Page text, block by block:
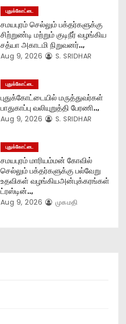
புதுக்கோட்டை
சமயபுரம் செல்லும் பக்தர்களுக்கு
சிற்றுண்டி மற்றும் குடிநீர் வழங்கிய
சத்யா அகாடமி நிறுவனர்..,
Aug 9, 2026 S. SRIDHAR
புதுக்கோட்டை
புதுக்கோட்டையில் மருத்துவர்கள்
பாதுகாப்பு வலியுறுத்தி பேரணி..,
Aug 9, 2026 S. SRIDHAR
புதுக்கோட்டை
சமயபுரம் மாரியம்மன் கோவில்
செல்லும் பக்தர்களுக்கு பல்வேறு
உதவிகள் வழங்கியஅன்புக்கரங்கள்
ட்ரஸ்டின்..,
Aug 9, 2026 முகமதி